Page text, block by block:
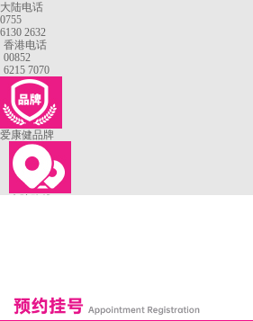
大陆电话
0755
6130 2632
香港电话
00852
6215 7070
爱康健品牌
恒乐口腔诊所
富港口腔诊所